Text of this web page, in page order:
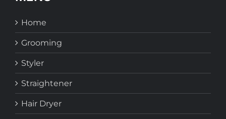
Home
Grooming
Styler
Straightener
Hair Dryer